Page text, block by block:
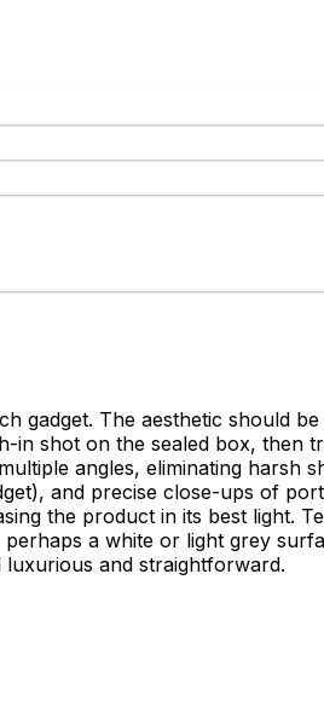
gadget. The aesthetic should
in shot on the sealed box, then
angles, eliminating harsh
and precise close-ups of
the product in its best light.
a white or light grey
and straightforward.